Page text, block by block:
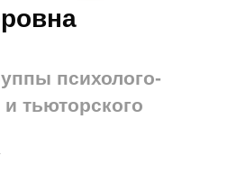
психолого-
и тьюторского